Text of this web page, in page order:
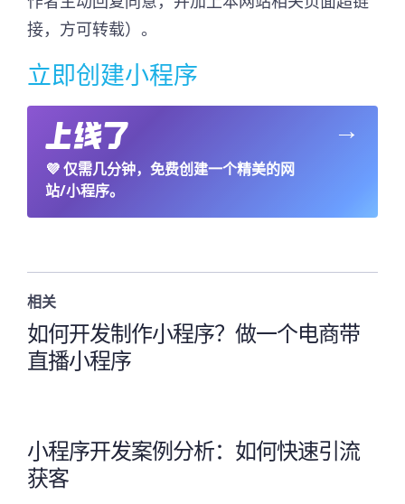
接，方可转载）。
立即创建小程序
💜仅需几分钟，免费创建一个精美的网
站/小程序。
→
相关
如何开发制作小程序？做一个电商带
直播小程序
小程序开发案例分析：如何快速引流
获客